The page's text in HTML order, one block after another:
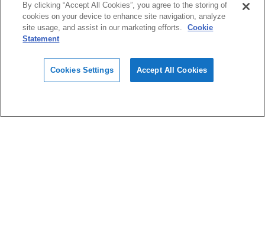
Hardware
Materials
By clicking “Accept All Cookies”, you agree to the storing of
cookies on your device to enhance site navigation, analyze
site usage, and assist in our marketing efforts.
Cookie
Statement
Cookies Settings Accept All Cookies